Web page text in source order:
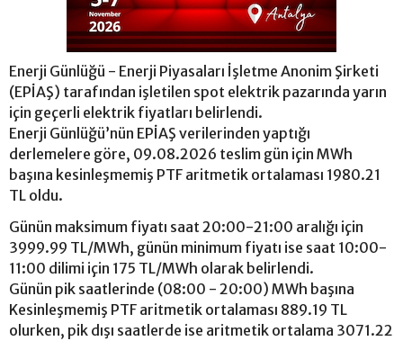
Enerji Günlüğü - Enerji Piyasaları İşletme Anonim Şirketi
(EPİAŞ) tarafından işletilen spot elektrik pazarında yarın
için geçerli elektrik fiyatları belirlendi.
Enerji Günlüğü’nün EPİAŞ verilerinden yaptığı
derlemelere göre, 09.08.2026 teslim gün için MWh
başına kesinleşmemiş PTF aritmetik ortalaması 1980.21
TL oldu.
Günün maksimum fiyatı saat 20:00-21:00 aralığı için
3999.99 TL/MWh, günün minimum fiyatı ise saat 10:00-
11:00 dilimi için 175 TL/MWh olarak belirlendi.
Günün pik saatlerinde (08:00 - 20:00) MWh başına
Kesinleşmemiş PTF aritmetik ortalaması 889.19 TL
olurken, pik dışı saatlerde ise aritmetik ortalama 3071.22